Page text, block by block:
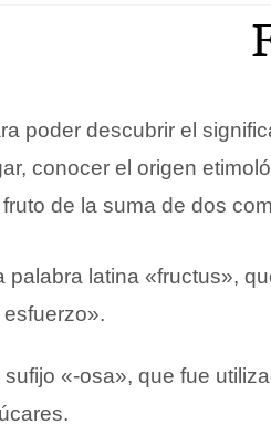
poder descubrir el
conocer el origen
de la suma de dos
palabra latina «fructus»,
esfuerzo».
sufijo «-osa», que fue